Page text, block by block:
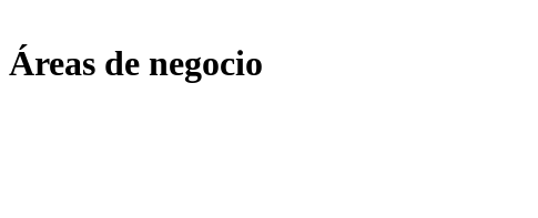
Áreas de negocio